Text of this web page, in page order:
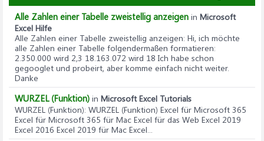
Alle Zahlen einer Tabelle zweistellig anzeigen in Microsoft
Excel Hilfe
Alle Zahlen einer Tabelle zweistellig anzeigen: Hi, ich möchte
alle Zahlen einer Tabelle folgendermaßen formatieren:
2.350.000 wird 2,3 18.163.072 wird 18 Ich habe schon
gegooglet und probeirt, aber komme einfach nicht weiter.
Danke
WURZEL (Funktion) in Microsoft Excel Tutorials
WURZEL (Funktion): WURZEL (Funktion) Excel für Microsoft 365
Excel für Microsoft 365 für Mac Excel für das Web Excel 2019
Excel 2016 Excel 2019 für Mac Excel...